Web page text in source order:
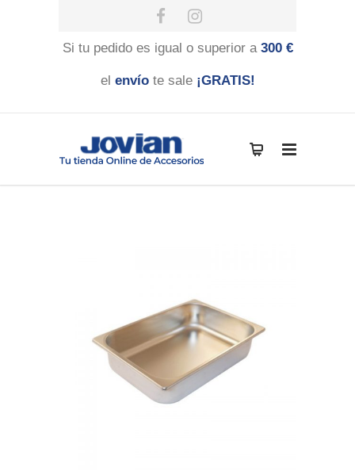
Si tu pedido es igual o superior a300 €
el envíote sale ¡GRATIS!